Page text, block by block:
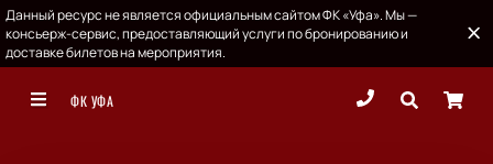
Данный ресурс не является официальным сайтом ФК «Уфа». Мы —
консьерж-сервис, предоставляющий услуги по бронированию и
доставке билетов на мероприятия.
ФК УФА